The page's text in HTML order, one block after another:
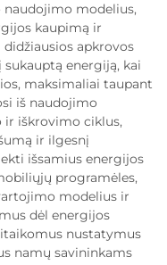
modelius,
kaupimą ir
apkrovos
energiją, kai
maksimaliai taupant
iš naudojimo
iškrovimo ciklus,
ir ilgesnį
išsamius energijos
programėles,
modelius ir
dėl energijos
nustatymus
namų savininkams